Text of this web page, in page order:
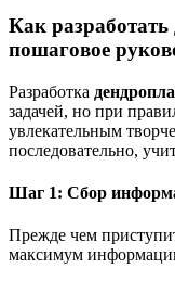
Как
пошаговое
Разработка
задачей, но при
увлекательным
последовательно,
Шаг 1: Сбор
Прежде чем
максимум